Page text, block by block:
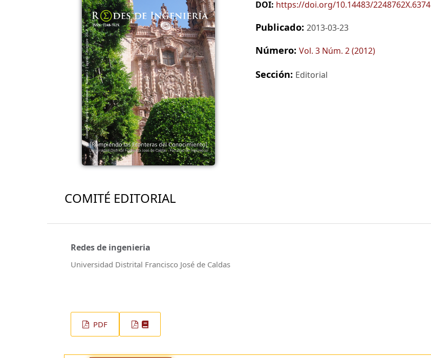
DOI: https://doi.org/10.14483/2248762X.6374
Publicado: 2013-03-23
Número: Vol. 3 Núm. 2 (2012)
Sección: Editorial
COMITÉ EDITORIAL
Redes de ingenieria
Universidad Distrital Francisco José de Caldas
PDF